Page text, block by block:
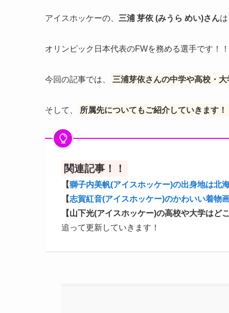
アイスホッケーの、 三浦 芽依 (みうら めい)さん
オリンピック日本代表のFWを務める選手です！！
今回の記事では、 三浦芽依さんの中学や高校・大
そして、 所属先についてもご紹介していきます！
関連記事！！
【獅子内美帆(アイスホッケー)の出身地は北
【志賀紅音(アイスホッケー)のかわいい着物
【山下光(アイスホッケー)の高校や大学は
追って更新していきます！